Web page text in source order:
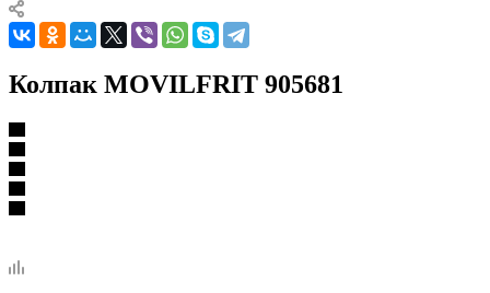
Колпак MOVILFRIT 905681